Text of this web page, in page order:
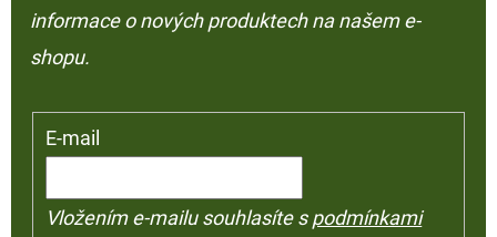
informace o nových produktech na našem e-
shopu.
E-mail
Vložením e-mailu souhlasíte spodmínkami